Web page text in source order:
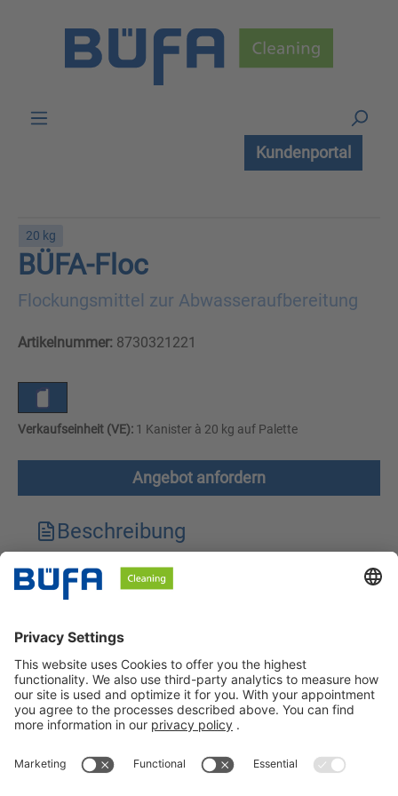
Kundenportal
20 kg
BÜFA-Floc
Flockungsmittel zur Abwasseraufbereitung
Artikelnummer: 8730321221
Verkaufseinheit (VE): 1 Kanister à 20 kg auf Palette
Angebot anfordern
Beschreibung
Technische Merkmale
Sicherheitshinweise